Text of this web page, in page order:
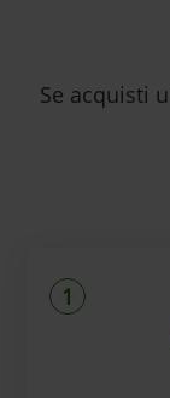
Se acquisti
1